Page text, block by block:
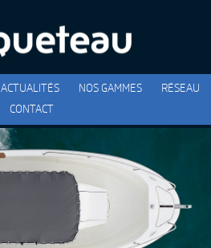
ACTUALITÉS NOS GAMMES
RÉSEAU
CONTACT